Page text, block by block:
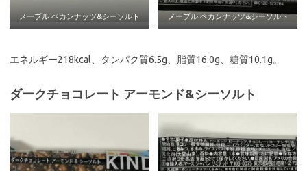
メープル ペカンナッツ&シーソルト メープル ペカンナッツ&シーソルト
エネルギー218kcal、タンパク質6.5g、脂質16.0g、糖質10.1g。
ダークチョコレート アーモンド&シーソルト